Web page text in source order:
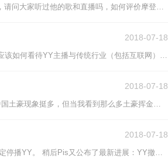
YY主播摩登兄弟之前是YY红人，因为一首《探清水河》在抖音爆红，请问大家听过他的歌和直播吗，如何评价摩登兄弟？
近期室友在观看YY直播时 提到YY主播的收入达40-50万元每月 请问应该如何看待YY主播与传统行业（包括互联网）的工作
2018-07-18
以前只知道网游土豪多，但今天听一个朋友跟我讲YY的运营，虽然中国土豪现象挺多，但当我看到那么多土豪挥金如土的时候，我还是挺震惊的。 YY的这种自盈模式算不算是「人傻钱多速来」的模式？ 谢绝抖机灵，希望专业深入分析，谢谢~
2018-07-18
今天凌晨三点，Pis在微博宣布，因为YY禁止播出DOTA2，所以他决定停播YY。 稍后Pis又公布了最新进展：YY撤回了之前的决定，改为Pis需增加吃鸡的时长；但由于无法信任YY，Pis还是决定停播，并退还粉丝在YY送的所有礼物。
2018-07-18